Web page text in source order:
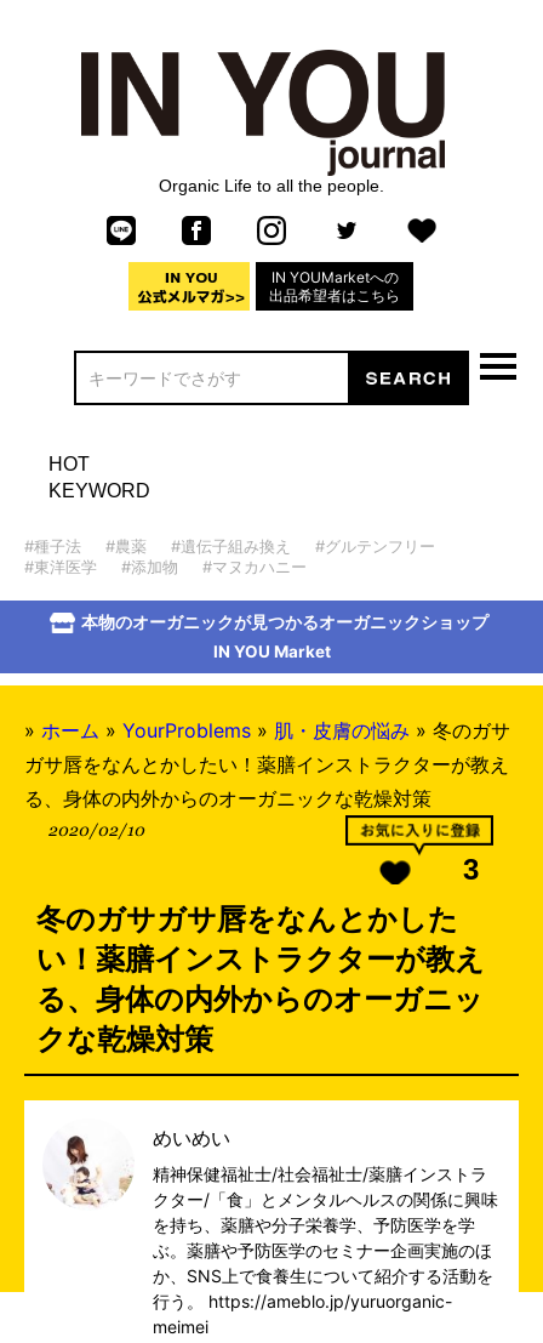
Organic Life to all the people.
IN YOUMarketへの
出品希望者はこちら
HOT
KEYWORD
#種子法 #農薬 #遺伝子組み換え
#グルテンフリー
#東洋医学
#添加物 #マヌカハニー
本物のオーガニックが見つかるオーガニックショップ
IN YOU Market
» ホーム » YourProblems » 肌・皮膚の悩み » 冬のガサ
ガサ唇をなんとかしたい！薬膳インストラクターが教え
る、身体の内外からのオーガニックな乾燥対策
2020/02/10
3
冬のガサガサ唇をなんとかした
い！薬膳インストラクターが教え
る、身体の内外からのオーガニッ
クな乾燥対策
めいめい
精神保健福祉士/社会福祉士/薬膳インストラ
クター/「食」とメンタルヘルスの関係に興味
を持ち、薬膳や分子栄養学、予防医学を学
ぶ。薬膳や予防医学のセミナー企画実施のほ
か、SNS上で食養生について紹介する活動を
行う。 https://ameblo.jp/yuruorganic-
meimei